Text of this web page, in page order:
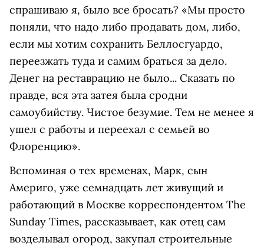
спрашиваю я, было все бросать? «Мы просто
поняли, что надо либо продавать дом, либо,
если мы хотим сохранить Беллосгуардо,
переезжать туда и самим браться за дело.
Денег на реставрацию не было... Сказать по
правде, вся эта затея была сродни
самоубийству. Чистое безумие. Тем не менее я
ушел с работы и переехал с семьей во
Флоренцию».
Вспоминая о тех временах, Марк, сын
Америго, уже семнадцать лет живущий и
работающий в Москве корреспондентом The
Sunday Times, рассказывает, как отец сам
возделывал огород, закупал строительные